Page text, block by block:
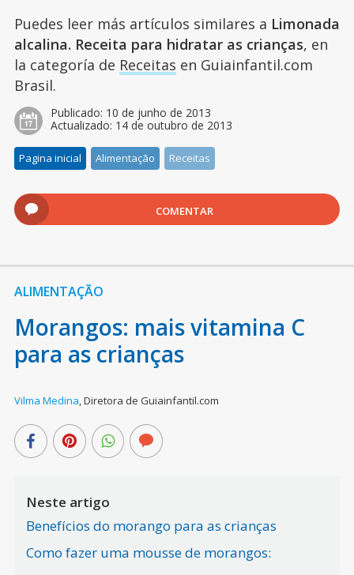
Puedes leer más artículos similares a Limonada
alcalina. Receita para hidratar as crianças, en
la categoría de Receitas en Guiainfantil.com
Brasil.
Publicado: 10 de junho de 2013
Actualizado: 14 de outubro de 2013
Pagina inicial Alimentação Receitas
COMENTAR
ALIMENTAÇÃO
Morangos: mais vitamina C
para as crianças
Vilma Medina,Diretora de Guiainfantil.com
Neste artigo
Benefícios do morango para as crianças
Como fazer uma mousse de morangos: